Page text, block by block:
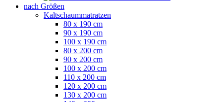
nach Größen
Kaltschaummatratzen
80 x 190 cm
90 x 190 cm
100 x 190 cm
80 x 200 cm
90 x 200 cm
100 x 200 cm
110 x 200 cm
120 x 200 cm
130 x 200 cm